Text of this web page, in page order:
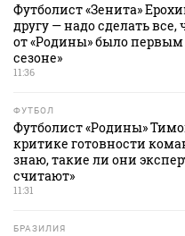
Футболист «Зенита»
другу — надо сделать
от «Родины» было
сезоне»
11:36
ФУТБОЛ
Футболист «Родины»
критике готовности
знаю, такие ли они
считают»
11:31
БРАЗИЛИЯ